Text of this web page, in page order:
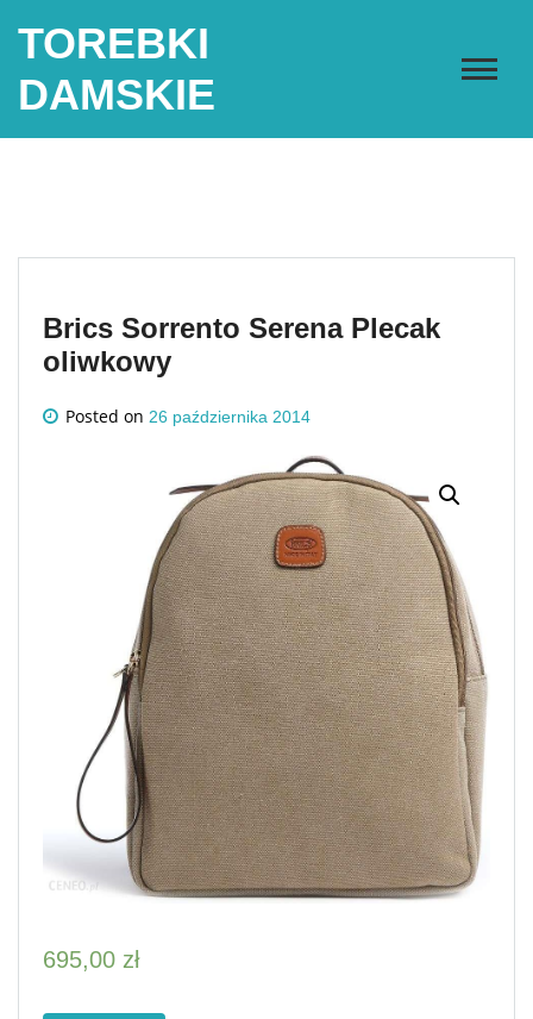
TOREBKI
DAMSKIE
Brics Sorrento Serena Plecak
oliwkowy
Posted on 26 października 2014
695,00 zł